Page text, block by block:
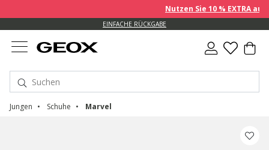
Nutzen Sie 10 % EXTRA
EINFACHE RÜCKGABE
Jungen Schuhe Marvel